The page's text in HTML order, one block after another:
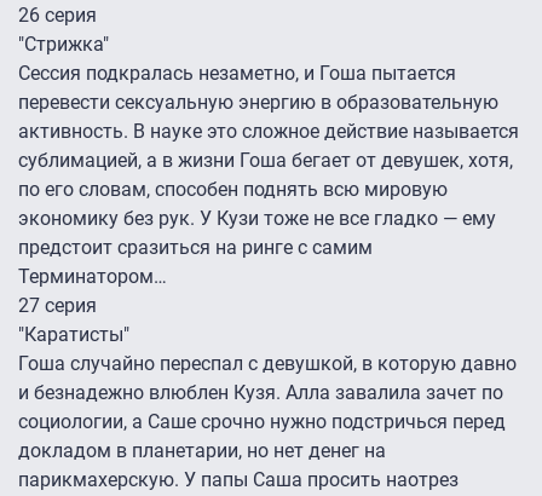
26 серия
"Стрижка"
Сессия подкралась незаметно, и Гоша пытается
перевести сексуальную энергию в образовательную
активность. В науке это сложное действие называется
сублимацией, а в жизни Гоша бегает от девушек, хотя,
по его словам, способен поднять всю мировую
экономику без рук. У Кузи тоже не все гладко — ему
предстоит сразиться на ринге с самим
Терминатором…
27 серия
"Каратисты"
Гоша случайно переспал с девушкой, в которую давно
и безнадежно влюблен Кузя. Алла завалила зачет по
социологии, а Саше срочно нужно подстричься перед
докладом в планетарии, но нет денег на
парикмахерскую. У папы Саша просить наотрез